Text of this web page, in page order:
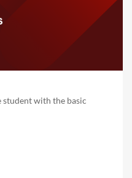
student with the basic